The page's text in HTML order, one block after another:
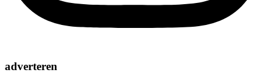
adverteren